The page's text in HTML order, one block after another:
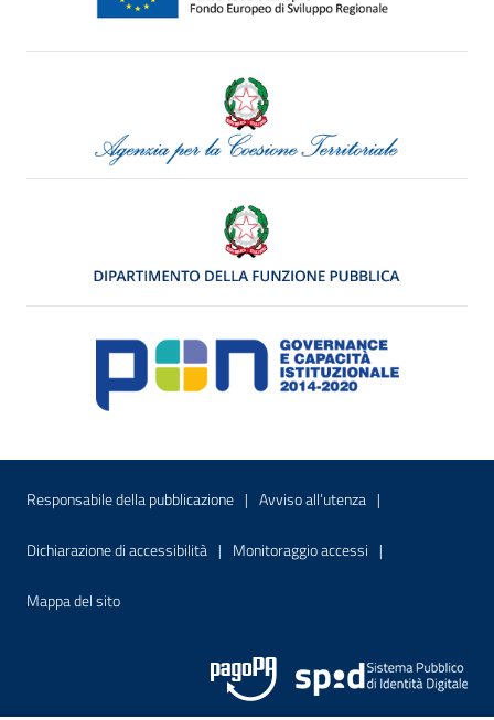
Menu di servizio
Responsabile della pubblicazione Sito interno - Apre in una nuova
Avviso all’utenza Sito interno -
Dichiarazione di accessibilità Sito interno - Apre in una nuova finestra
Monitoraggio accessi Sito interno -
Mappa del sitoSito interno - Apre nella stessa finestra